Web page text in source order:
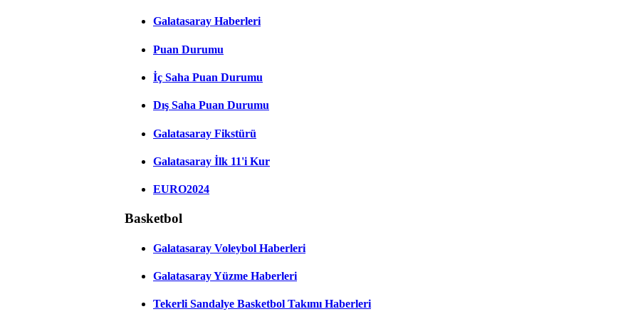
Galatasaray Haberleri
Puan Durumu
İç Saha Puan Durumu
Dış Saha Puan Durumu
Galatasaray Fikstürü
Galatasaray İlk 11'i Kur
EURO2024
Basketbol
Galatasaray Voleybol Haberleri
Galatasaray Yüzme Haberleri
Tekerli Sandalye Basketbol Takımı Haberleri